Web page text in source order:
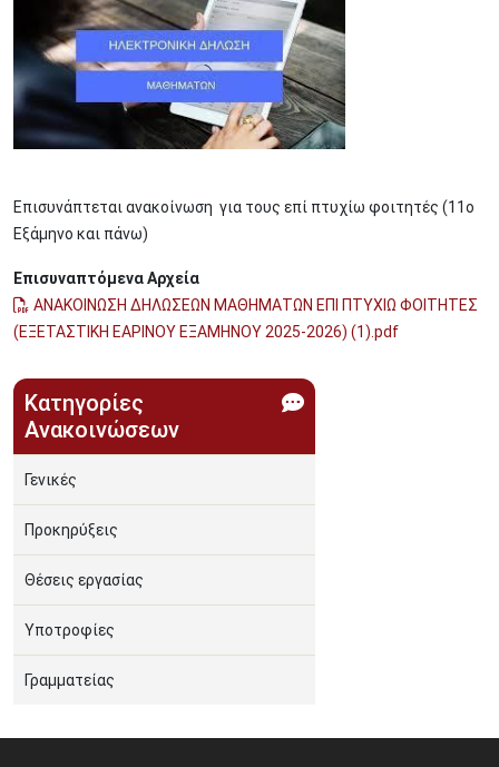
Επισυνάπτεται ανακοίνωση για τους επί πτυχίω φοιτητές (11ο
Εξάμηνο και πάνω)
Επισυναπτόμενα Αρχεία
ΑΝΑΚΟΙΝΩΣΗ ΔΗΛΩΣΕΩΝ ΜΑΘΗΜΑΤΩΝ ΕΠΙ ΠΤΥΧΙΩ ΦΟΙΤΗΤΕΣ
(ΕΞΕΤΑΣΤΙΚΗ ΕΑΡΙΝΟΥ ΕΞΑΜΗΝΟΥ 2025-2026) (1).pdf
Κατηγορίες
Ανακοινώσεων
Γενικές
Προκηρύξεις
Θέσεις εργασίας
Υποτροφίες
Γραμματείας